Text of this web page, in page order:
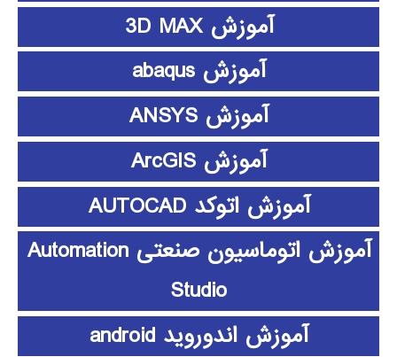
آموزش 3D MAX
آموزش abaqus
آموزش ANSYS
آموزش ArcGIS
آموزش اتوکد AUTOCAD
آموزش اتوماسیون صنعتی Automation
Studio
آموزش اندوروید android